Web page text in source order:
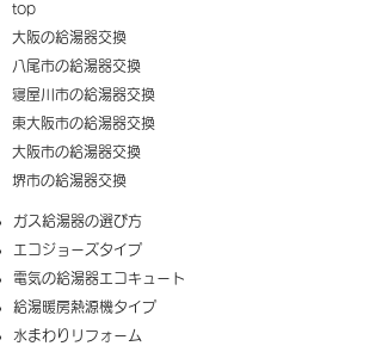
top
大阪の給湯器交換
八尾市の給湯器交換
寝屋川市の給湯器交換
東大阪市の給湯器交換
大阪市の給湯器交換
​堺市の給湯器交換
​ガス給湯器の選び方
​エコジョーズタイプ
電気の給湯器エコキュート
給湯暖房熱源機タイプ
​水まわりリフォーム